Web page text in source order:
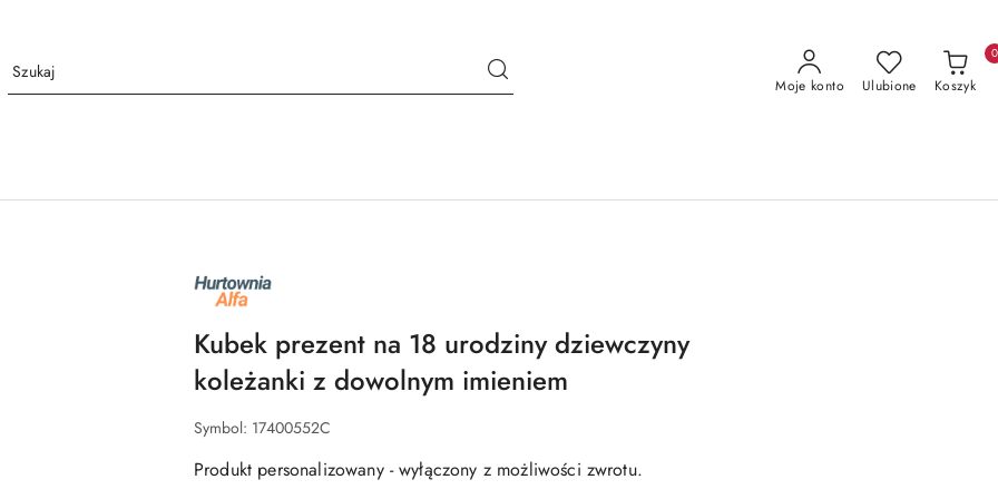
Moje konto Ulubione Koszyk
0
NAZWA
PRODUCENTA:
ALFA
Kubek prezent na 18 urodziny dziewczyny
koleżanki z dowolnym imieniem
Symbol: 17400552C
Produkt personalizowany - wyłączony z możliwości zwrotu.